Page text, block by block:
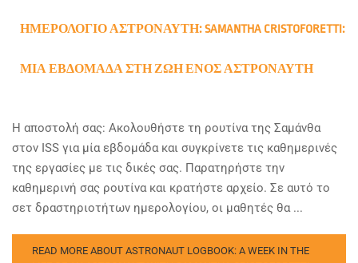
ΗΜΕΡΟΛΌΓΙΟ ΑΣΤΡΟΝΑΎΤΗ: SAMANTHA CRISTOFORETTI:
ΜΙΑ ΕΒΔΟΜΆΔΑ ΣΤΗ ΖΩΉ ΕΝΌΣ ΑΣΤΡΟΝΑΎΤΗ
Η αποστολή σας: Ακολουθήστε τη ρουτίνα της Σαμάνθα
στον ISS για μία εβδομάδα και συγκρίνετε τις καθημερινές
της εργασίες με τις δικές σας. Παρατηρήστε την
καθημερινή σας ρουτίνα και κρατήστε αρχείο. Σε αυτό το
σετ δραστηριοτήτων ημερολογίου, οι μαθητές θα ...
READ MORE ABOUT ASTRONAUT LOGBOOK: A WEEK IN THE